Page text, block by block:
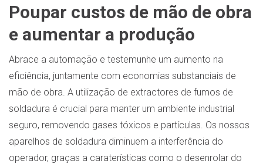
Poupar custos de mão de obra
e aumentar a produção
Abrace a automação e testemunhe um aumento na
eficiência, juntamente com economias substanciais de
mão de obra. A utilização de extractores de fumos de
soldadura é crucial para manter um ambiente industrial
seguro, removendo gases tóxicos e partículas. Os nossos
aparelhos de soldadura diminuem a interferência do
operador, graças a caraterísticas como o desenrolar do